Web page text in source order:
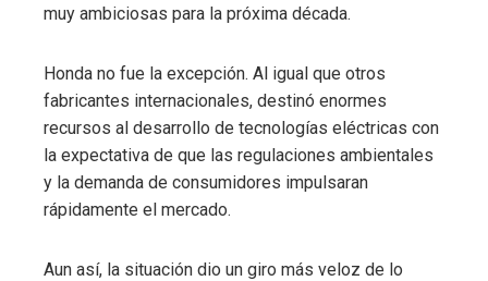
muy ambiciosas para la próxima década.
Honda no fue la excepción. Al igual que otros
fabricantes internacionales, destinó enormes
recursos al desarrollo de tecnologías eléctricas con
la expectativa de que las regulaciones ambientales
y la demanda de consumidores impulsaran
rápidamente el mercado.
Aun así, la situación dio un giro más veloz de lo